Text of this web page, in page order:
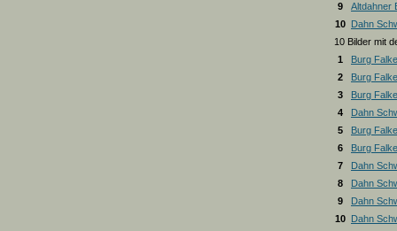
9
Altdahner
10
Dahn
10 Bilder mit
1
Burg
2
Burg
3
Burg
4
Dahn
5
Burg
6
Burg
7
Dahn
8
Dahn
9
Dahn
10
Dahn